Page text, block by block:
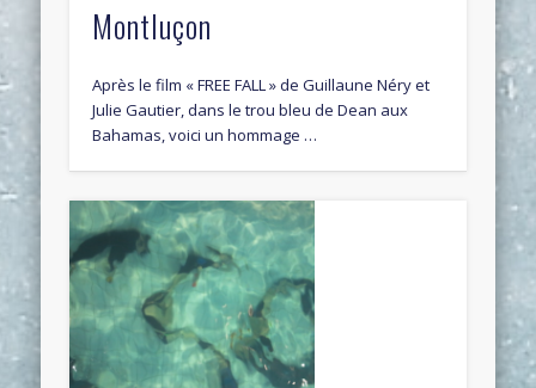
Montluçon
Après le film « FREE FALL » de Guillaune Néry et
Julie Gautier, dans le trou bleu de Dean aux
Bahamas, voici un hommage …